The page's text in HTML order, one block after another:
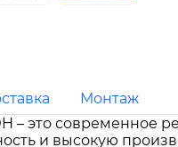
Монтаж
– это современное
и высокую